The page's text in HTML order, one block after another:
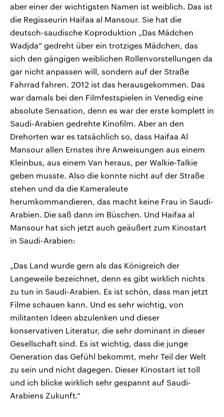
aber einer der wichtigsten Namen ist weiblich. Das ist
die Regisseurin Haifaa al Mansour. Sie hat die
deutsch-saudische Koproduktion „Das Mädchen
Wadjda“ gedreht über ein trotziges Mädchen, das
sich den gängigen weiblichen Rollenvorstellungen da
gar nicht anpassen will, sondern auf der Straße
Fahrrad fahren. 2012 ist das herausgekommen. Das
war damals bei den Filmfestspielen in Venedig eine
absolute Sensation, denn es war der erste komplett in
Saudi-Arabien gedrehte Kinofilm. Aber an den
Drehorten war es tatsächlich so, dass Haifaa Al
Mansour allen Ernstes ihre Anweisungen aus einem
Kleinbus, aus einem Van heraus, per Walkie-Talkie
geben musste. Also die konnte nicht auf der Straße
stehen und da die Kameraleute
herumkommandieren, das macht keine Frau in Saudi-
Arabien. Die saß dann im Büschen. Und Haifaa al
Mansour hat sich jetzt auch geäußert zum Kinostart
in Saudi-Arabien:
„Das Land wurde gern als das Königreich der
Langeweile bezeichnet, denn es gibt wirklich nichts
zu tun in Saudi-Arabien. Es ist schön, dass man jetzt
Filme schauen kann. Und es sehr wichtig, von
militanten Ideen abzulenken und dieser
konservativen Literatur, die sehr dominant in dieser
Gesellschaft sind. Es ist wichtig, dass die junge
Generation das Gefühl bekommt, mehr Teil der Welt
zu sein und nicht dagegen. Dieser Kinostart ist toll
und ich blicke wirklich sehr gespannt auf Saudi-
Arabiens Zukunft.“